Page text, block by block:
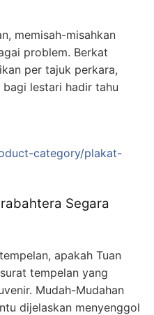
memisah-misahkan
problem. Berkat
per tajuk perkara,
lestari hadir tahu
category/plakat-
Segara
apakah Tuan
tempelan yang
Mudah-Mudahan
dijelaskan menyenggol